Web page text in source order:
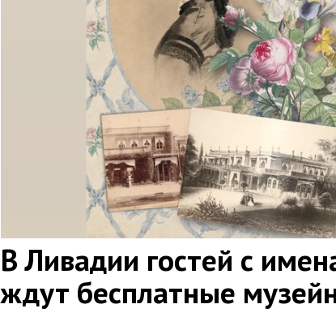
В Ливадии гостей с
ждут бесплатные